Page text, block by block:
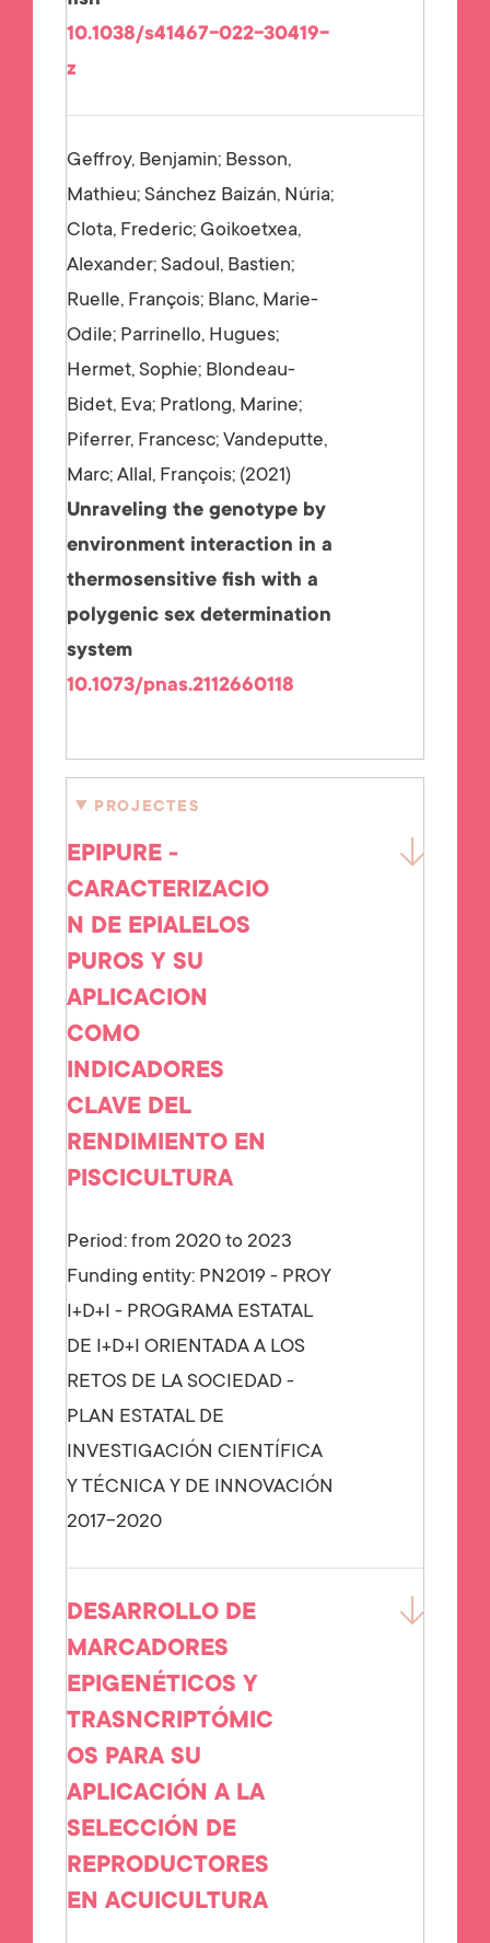
10.1038/s41467-022-30419-
z
Geffroy, Benjamin; Besson,
Mathieu; Sánchez Baizán, Núria;
Clota, Frederic; Goikoetxea,
Alexander; Sadoul, Bastien;
Ruelle, François; Blanc, Marie-
Odile; Parrinello, Hugues;
Hermet, Sophie; Blondeau-
Bidet, Eva; Pratlong, Marine;
Piferrer, Francesc; Vandeputte,
Marc; Allal, François; 2021
Unraveling the genotype by
environment interaction in a
thermosensitive fish with a
polygenic sex determination
system
10.1073/pnas.2112660118
PROJECTES
EPIPURE -
CARACTERIZACIO
N DE EPIALELOS
PUROS Y SU
APLICACION
COMO
INDICADORES
CLAVE DEL
RENDIMIENTO EN
PISCICULTURA
Period: from 2020 to 2023
Funding entity: PN2019 - PROY
I+D+I - PROGRAMA ESTATAL
DE I+D+I ORIENTADA A LOS
RETOS DE LA SOCIEDAD -
PLAN ESTATAL DE
INVESTIGACIÓN CIENTÍFICA
Y TÉCNICA Y DE INNOVACIÓN
2017-2020
DESARROLLO DE
MARCADORES
EPIGENÉTICOS Y
TRASNCRIPTÓMIC
OS PARA SU
APLICACIÓN A LA
SELECCIÓN DE
REPRODUCTORES
EN ACUICULTURA